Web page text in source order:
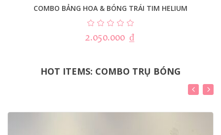
COMBO BẢNG HOA & BÓNG TRÁI TIM HELIUM
2.050.000 ₫
HOT ITEMS: COMBO TRỤ BÓNG